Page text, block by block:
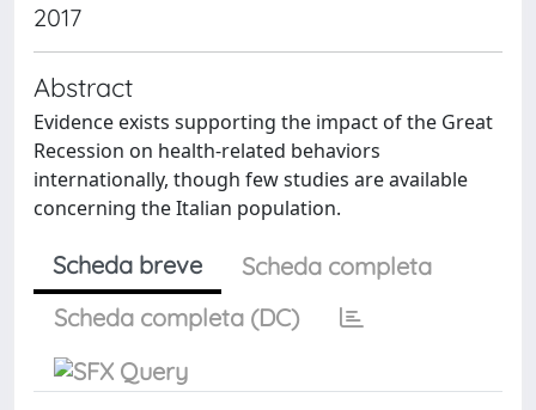
2017
Abstract
Evidence exists supporting the impact of the Great
Recession on health-related behaviors
internationally, though few studies are available
concerning the Italian population.
Scheda breve
Scheda completa
Scheda completa (DC)